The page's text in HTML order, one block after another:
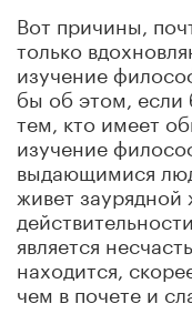
Вот причины,
только
изучение
бы об этом, если
тем, кто имеет
изучение
выдающимися
живет
является
находится,
чем в почете и